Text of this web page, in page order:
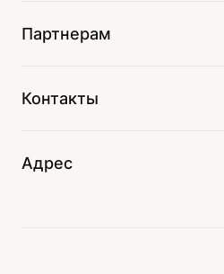
Партнерам
Контакты
Адрес